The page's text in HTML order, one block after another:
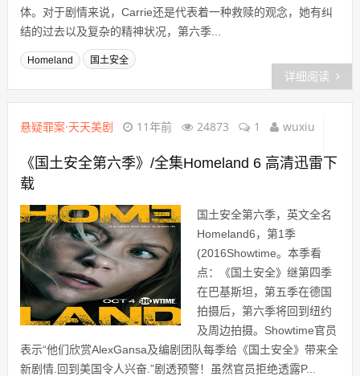
体。对于剧情来说，Carrie还是代表着一种救赎的观念，她有纠
结的过去以及复杂的精神状况，第六季...
Homeland 国土安全
详细阅读
悬疑罪案·天天美剧 11年前 24873 1 wuxiu
《国土安全第六季》/全集Homeland 6 高清迅雷下
载
国土安全第六季，英文全名
Homeland6，第1季
(2016Showtime。本季看
点：《国土安全》继第四季
在巴基斯坦，第五季在德国
拍摄后，第六季将回到纽约
及周边拍摄。Showtime官员
表示“他们欣赏AlexGansa及编剧团队每季给《国土安全》带来全
新剧情.回到美国令人兴奋.”剧透预警！虽然官员拒绝透露P...